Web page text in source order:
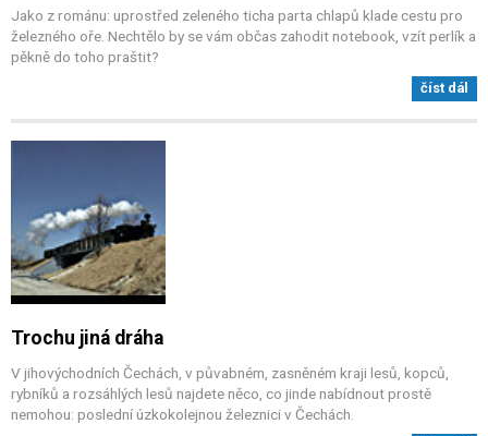
Jako z románu: uprostřed zeleného ticha parta chlapů klade cestu pro
železného oře. Nechtělo by se vám občas zahodit notebook, vzít perlík a
pěkně do toho praštit?
číst dál
Trochu jiná dráha
V jihovýchodních Čechách, v půvabném, zasněném kraji lesů, kopců,
rybníků a rozsáhlých lesů najdete něco, co jinde nabídnout prostě
nemohou: poslední úzkokolejnou železnici v Čechách.